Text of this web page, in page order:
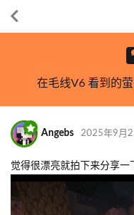
在毛线V6 看到的
Angebs 2025年9月2
觉得很漂亮就拍下来分享一